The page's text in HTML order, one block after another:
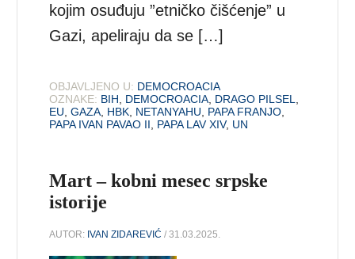
kojim osuđuju ”etničko čišćenje” u
Gazi, apeliraju da se […]
OBJAVLJENO U: DEMOCROACIA
OZNAKE: BIH DEMOCROACIA DRAGO PILSEL
EU ,GAZA HBK NETANYAHU PAPA FRANJO
PAPA IVAN PAVAO II
PAPA LAV XIV, UN
Mart – kobni mesec srpske
istorije
AUTOR: IVAN ZIDAREVIĆ / 31.03.2025.